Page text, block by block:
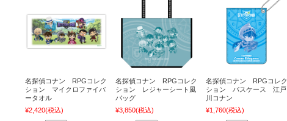
名探偵コナン RPGコレク
ション マイクロファイバ
ータオル
¥2,420(税込)
名探偵コナン RPGコレク
ション レジャーシート風
バッグ
¥3,850(税込)
名探偵コナン RPGコレク
ション パスケース 江戸
川コナン
¥1,760(税込)